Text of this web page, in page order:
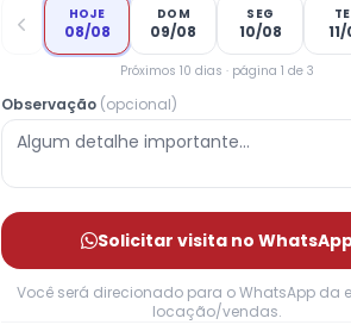
HOJE
08/08
DOM
09/08
SEG
10/08
Próximos 10 dias · página 1 de 3
Observação (opcional)
Solicitar visita no
Você será direcionado para o WhatsApp da
locação/vendas.